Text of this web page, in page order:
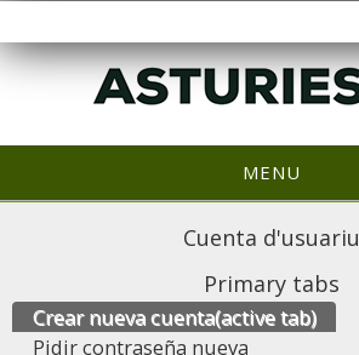
MENU
Cuenta d'usuariu
Primary tabs
Crear nueva cuenta(active tab)
Pidir contraseña nueva